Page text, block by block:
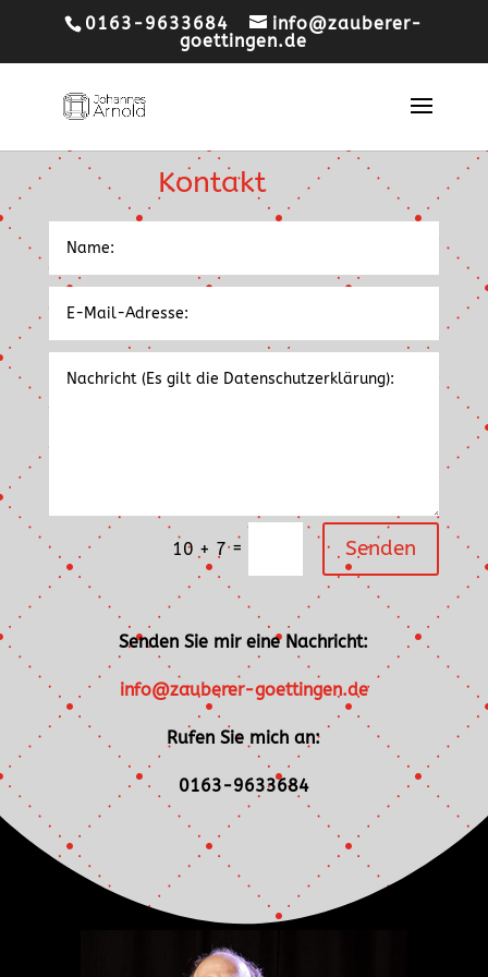
0163-9633684
info@zauberer-
goettingen.de
Kontakt
10 + 7= Senden
Senden Sie mir eine Nachricht:
info@zauberer-goettingen.de
Rufen Sie mich an:
0163-9633684